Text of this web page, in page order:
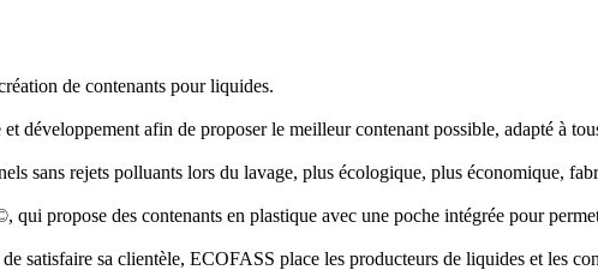
de contenants pour liquides.
développement afin de proposer le meilleur contenant possible, adapté à
sans rejets polluants lors du lavage, plus écologique, plus économique,
qui propose des contenants en plastique avec une poche intégrée pour
satisfaire sa clientèle, ECOFASS place les producteurs de liquides et les